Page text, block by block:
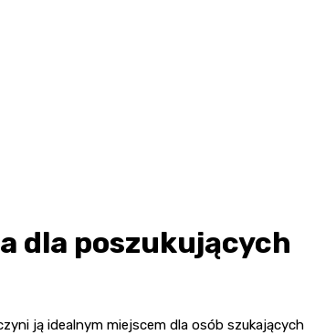
dla poszukujących
ją idealnym miejscem dla osób szukających